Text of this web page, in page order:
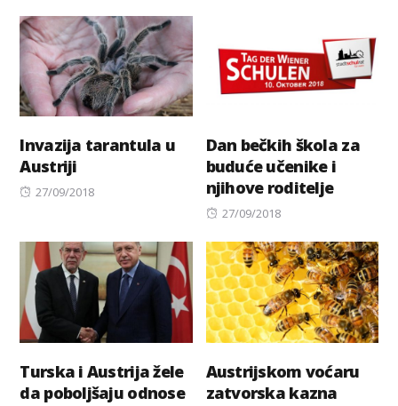
Invazija tarantula u
Austriji
Posted
27/09/2018
Dan bečkih škola za
buduće učenike i
njihove roditelje
Posted
27/09/2018
Turska i Austrija žele
da poboljšaju odnose
Austrijskom voćaru
zatvorska kazna